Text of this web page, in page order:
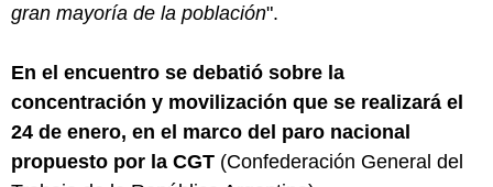
gran mayoría de la población".
En el encuentro se debatió sobre la
concentración y movilización que se realizará el
24 de enero, en el marco del paro nacional
propuesto por la CGT (Confederación General del